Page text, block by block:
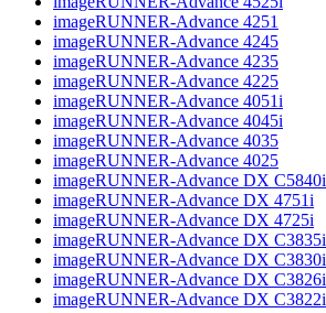
imageRUNNER-Advance 4251
imageRUNNER-Advance 4245
imageRUNNER-Advance 4235
imageRUNNER-Advance 4225
imageRUNNER-Advance 4051i
imageRUNNER-Advance 4045i
imageRUNNER-Advance 4035
imageRUNNER-Advance 4025
imageRUNNER-Advance DX C5840i
imageRUNNER-Advance DX 4751i
imageRUNNER-Advance DX 4725i
imageRUNNER-Advance DX C3835i
imageRUNNER-Advance DX C3830i
imageRUNNER-Advance DX C3826i
imageRUNNER-Advance DX C3822i